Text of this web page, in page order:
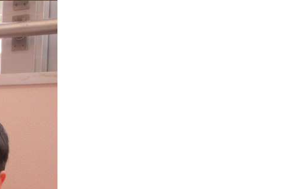
未就園児クラス
0歳親子登園［マカロンクラス ]
2歳児ひとり登園［ゆず組 ]